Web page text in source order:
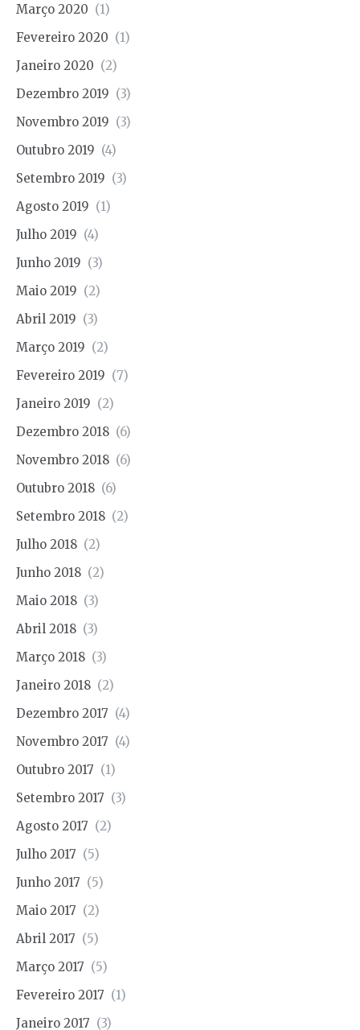
Março 2020 (1)
Fevereiro 2020 (1)
Janeiro 2020 (2)
Dezembro 2019 (3)
Novembro 2019 (3)
Outubro 2019 (4)
Setembro 2019 (3)
Agosto 2019 (1)
Julho 2019 (4)
Junho 2019 (3)
Maio 2019 (2)
Abril 2019 (3)
Março 2019 (2)
Fevereiro 2019 (7)
Janeiro 2019 (2)
Dezembro 2018 (6)
Novembro 2018 (6)
Outubro 2018 (6)
Setembro 2018 (2)
Julho 2018 (2)
Junho 2018 (2)
Maio 2018 (3)
Abril 2018 (3)
Março 2018 (3)
Janeiro 2018 (2)
Dezembro 2017 (4)
Novembro 2017 (4)
Outubro 2017 (1)
Setembro 2017 (3)
Agosto 2017 (2)
Julho 2017 (5)
Junho 2017 (5)
Maio 2017 (2)
Abril 2017 (5)
Março 2017 (5)
Fevereiro 2017 (1)
Janeiro 2017 (3)